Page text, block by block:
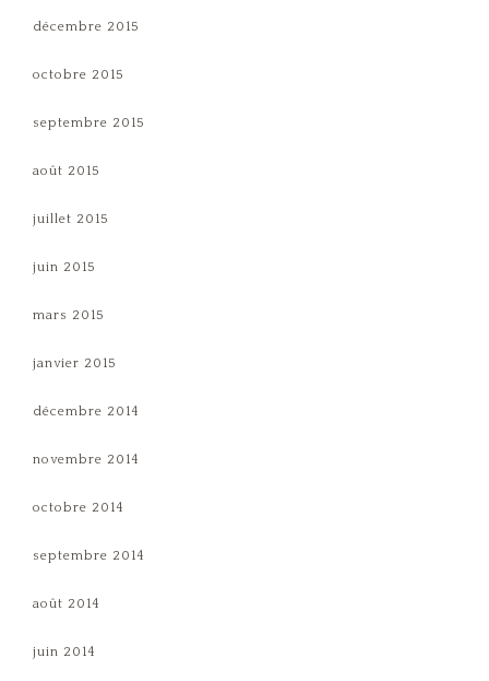
décembre 2015
octobre 2015
septembre 2015
août 2015
juillet 2015
juin 2015
mars 2015
janvier 2015
décembre 2014
novembre 2014
octobre 2014
septembre 2014
août 2014
juin 2014